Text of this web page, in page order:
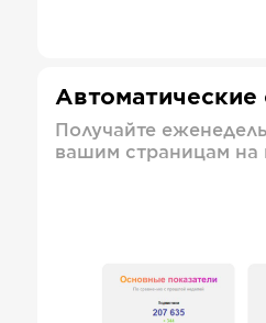
Автоматические
Получайте
вашим страницам на